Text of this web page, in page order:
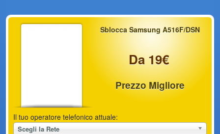
Sblocca Samsung A516F/DSN
Da 19€
Prezzo Migliore
Il tuo operatore telefonico attuale:
Scegli la Rete